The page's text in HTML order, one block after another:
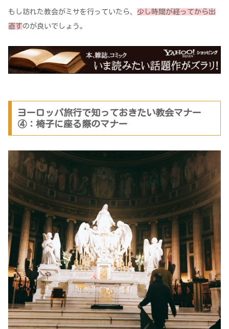
もし訪れた教会がミサを行っていたら、 少し時間が経ってから出
直すのが良いでしょう。
ヨーロッパ旅行で知っておきたい教会マナー
④：椅子に座る際のマナー